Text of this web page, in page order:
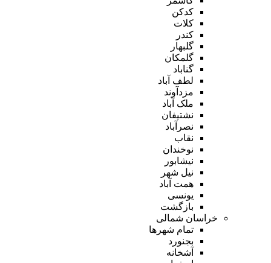
کدکن
کلات
کندر
گلبهار
گلمکان
گناباد
لطف آباد
مزدآوند
ملک آباد
نشتیفان
نصرآباد
نقاب
نوخندان
نیشابور
نیل شهر
همت آباد
یونسی
بازگشت
خراسان شمالی
تمام شهر‌ها
بجنورد
آشخانه